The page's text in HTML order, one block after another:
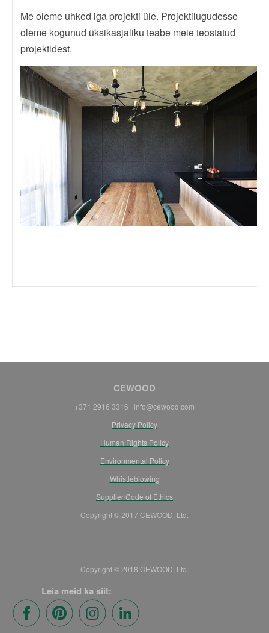
Me oleme uhked iga projekti üle. Projektilugudesse
oleme kogunud üksikasjaliku teabe meie teostatud
projektidest.
CEWOOD
+371 2916 3316 | info@cewood.com
Privacy Policy
Human Rights Policy
Environmental Policy
Whistleblowing
Supplier Code of Ethics
Copyright © 2017 CEWOOD, Ltd.
Copyright © 2018 CEWOOD, Ltd.
Leia meid ka siit: